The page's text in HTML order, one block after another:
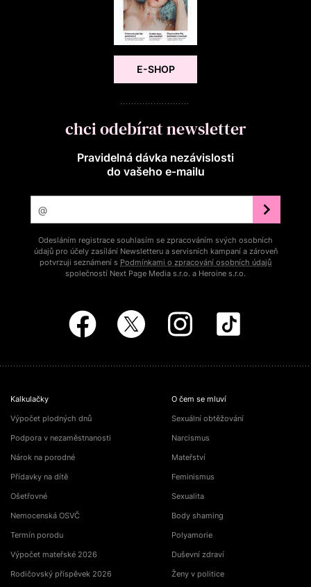
E-SHOP
chci odebírat newsletter
Pravidelná dávka nezávislosti
do vašeho e‑mailu
Odesláním registrace souhlasím se zpracováním svých osobních
údajů pro účely zasílání Newsletteru a servisních kampaní a zároveň
potvrzuji seznámení s Podmínkami o zpracování osobních údajů
společností Next Page Media s.r.o. a Heroine s.r.o.
Kalkulačky
Výpočet plodných dnů
Podpora v nezaměstnanosti
Nárok na porodné
Přídavky na dítě
Ošetřovné
Nemocenská OSVČ
Termín porodu
Výpočet mateřské 2026
Rodičovský příspěvek 2026
O čem se mluví
Sexuální obtěžování
Narcismus
Mateřství
Feminismus
Sexualita
Body shaming
Polyamorie
Duševní zdraví
Ženy v politice